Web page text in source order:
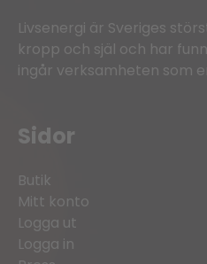
Livsenergi är Sveriges
kropp och själ och har
ingår verksamheten som
Sidor
Butik
Mitt konto
Logga ut
Logga in